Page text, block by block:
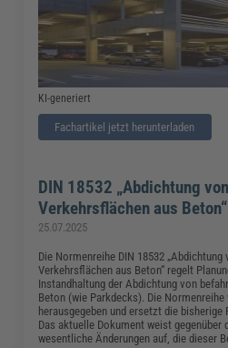
KI-generiert
Fachartikel jetzt herunterladen
DIN 18532 „Abdichtung
Verkehrsflächen aus
25.07.2025
Die Normenreihe DIN 18532 „Abdichtung
Verkehrsflächen aus Beton“ regelt
Instandhaltung der Abdichtung von
Beton (wie Parkdecks). Die
herausgegeben und ersetzt die bisherige
Das aktuelle Dokument weist gegenüber
wesentliche Änderungen auf, die dieser